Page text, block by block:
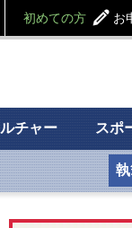
初めての方 お
チャー スポ